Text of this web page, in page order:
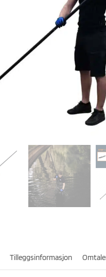
Tilleggsinformasjon